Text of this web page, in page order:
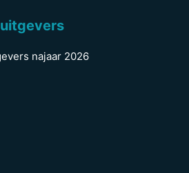
najaar 2026